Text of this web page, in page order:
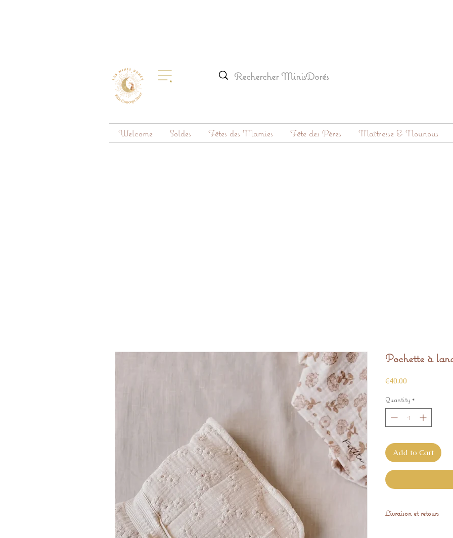
Welcome Soldes Fêtes des Mamies Fête des Pères Maîtresse & Nounous
Pochette à
€40.00
Quantity *
Add to Cart
Livraison et retours